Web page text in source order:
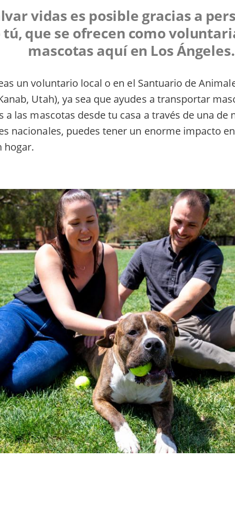
vidas es posible gracias a
que se ofrecen como
mascotas aquí en Los Ángeles.
un voluntario local o en el Santuario de
Utah), ya sea que ayudes a transportar
a las mascotas desde tu casa a través de una de
nacionales, puedes tener un enorme impacto
hogar.